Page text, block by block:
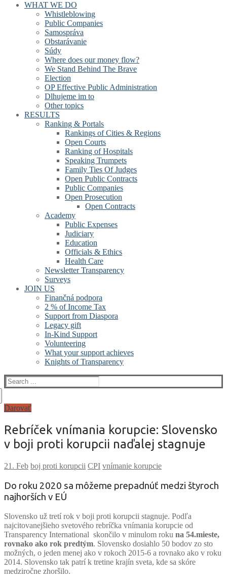
WHAT WE DO
Whistleblowing
Public Companies
Samospráva
Obstarávanie
Súdy
Where does our money flow?
We Stand Behind The Brave
Election
OP Effective Public Administration
Dlhujeme im to
Other topics
RESULTS
Ranking & Portals
Rankings of Cities & Regions
Open Courts
Ranking of Hospitals
Speaking Trumpets
Family Ties Of Judges
Open Public Contracts
Public Companies
Open Prosecution
Open Contracts
Academy
Public Expenses
Judiciary
Education
Officials & Ethics
Health Care
Newsletter Transparency
Surveys
JOIN US
Finančná podpora
2 % of Income Tax
Support from Diaspora
Legacy gift
In-Kind Support
Volunteering
What your support achieves
Knights of Transparency
Search
for:
Darovať
Rebríček vnímania korupcie: Slovensko
v boji proti korupcii naďalej stagnuje
boj proti korupcii CPI vnímanie korupcie
Do roku 2020 sa môžeme prepadnúť medzi štyroch
najhorších v EÚ
Slovensko už tretí rok v boji proti korupcii stagnuje. Podľa
najcitovanejšieho svetového rebríčka vnímania korupcie od
Transparency International skončilo v minulom roku na 54.mieste,
rovnako ako rok predtým. Slovensko dosiahlo 50 bodov zo sto
možných, o jeden menej ako v rokoch 2015-6 a rovnako ako v roku
2014. Slovensko tak patrí k tretine krajín sveta, kde sa skóre
medziročne zhoršilo.